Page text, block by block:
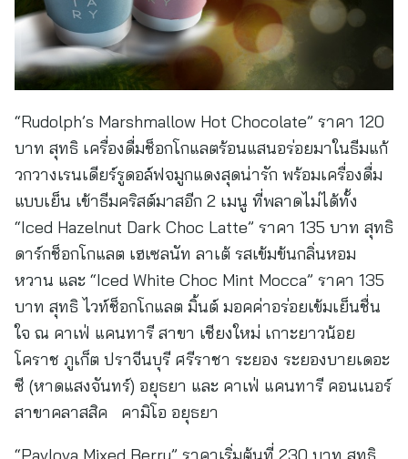
“Rudolph’s Marshmallow Hot Chocolate” ราคา 120
บาท สุทธิ เครื่องดื่มช็อกโกแลตร้อนแสนอร่อยมาในธีมแก้
วกวางเรนเดียร์รูดอล์ฟจมูกแดงสุดน่ารัก พร้อมเครื่องดื่ม
แบบเย็น เข้าธีมคริสต์มาสอีก 2 เมนู ที่พลาดไม่ได้ทั้ง
“Iced Hazelnut Dark Choc Latte” ราคา 135 บาท สุทธิ
ดาร์กช็อกโกแลต เฮเซลนัท ลาเต้ รสเข้มข้นกลิ่นหอม
หวาน และ “Iced White Choc Mint Mocca” ราคา 135
บาท สุทธิ ไวท์ช็อกโกแลต มิ้นต์ มอคค่าอร่อยเข้มเย็นชื่น
ใจ ณ คาเฟ่ แคนทารี สาขา เชียงใหม่ เกาะยาวน้อย
โคราช ภูเก็ต ปราจีนบุรี ศรีราชา ระยอง ระยองบายเดอะ
ซี (หาดแสงจันทร์) อยุธยา และ คาเฟ่ แคนทารี คอนเนอร์
สาขาคลาสสิค คามิโอ อยุธยา